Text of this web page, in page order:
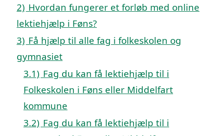
2) Hvordan fungerer et forløb med online
lektiehjælp i Føns?
3) Få hjælp til alle fag i folkeskolen og
gymnasiet
3.1) Fag du kan få lektiehjælp til i
Folkeskolen i Føns eller Middelfart
kommune
3.2) Fag du kan få lektiehjælp til i